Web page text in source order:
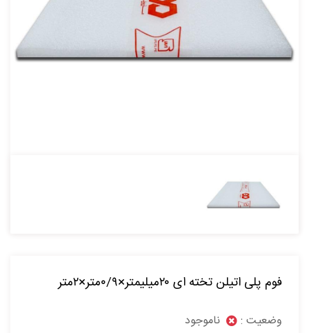
فوم پلی اتیلن تخته ای ۲۰میلیمتر×۰/۹متر×۲متر
وضعیت :
ناموجود